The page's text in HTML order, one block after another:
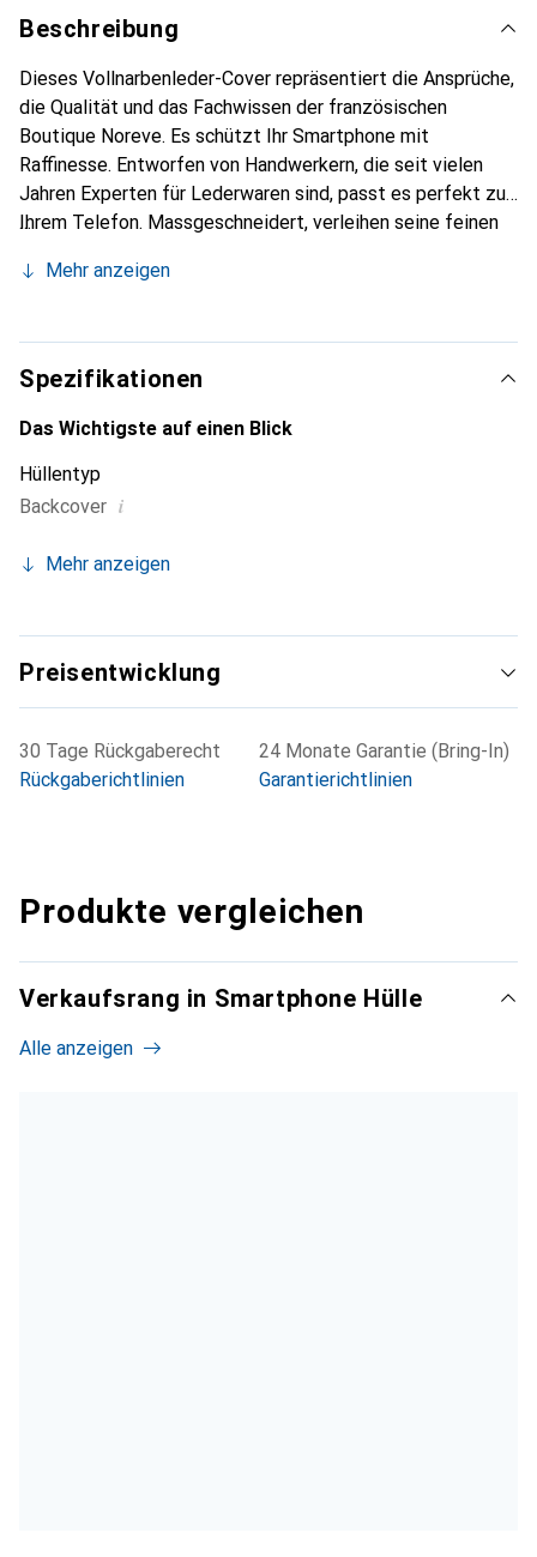
Beschreibung
Dieses Vollnarbenleder-Cover repräsentiert die Ansprüche,
die Qualität und das Fachwissen der französischen
Boutique Noreve. Es schützt Ihr Smartphone mit
Raffinesse. Entworfen von Handwerkern, die seit vielen
Jahren Experten für Lederwaren sind, passt es perfekt zu
Ihrem Telefon. Massgeschneidert, verleihen seine feinen
und unverzichtbaren Accessoire Ihres Smartphones.
die Marke Noreve eine sichere Wahl für eine
anspruchsvolle Kundschaft.
Mehr anzeigen
Spezifikationen
Das Wichtigste auf einen Blick
Hüllentyp
Backcover i
Mehr anzeigen
Preisentwicklung
30 Tage Rückgaberecht
Rückgaberichtlinien
24 Monate Garantie (Bring-In)
Garantierichtlinien
Produkte vergleichen
Verkaufsrang in Smartphone Hülle
Alle anzeigen